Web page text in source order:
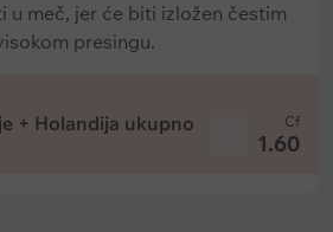
u meč, jer će biti izložen čestim
presingu.
+ Holandija ukupno
Cf
1.60